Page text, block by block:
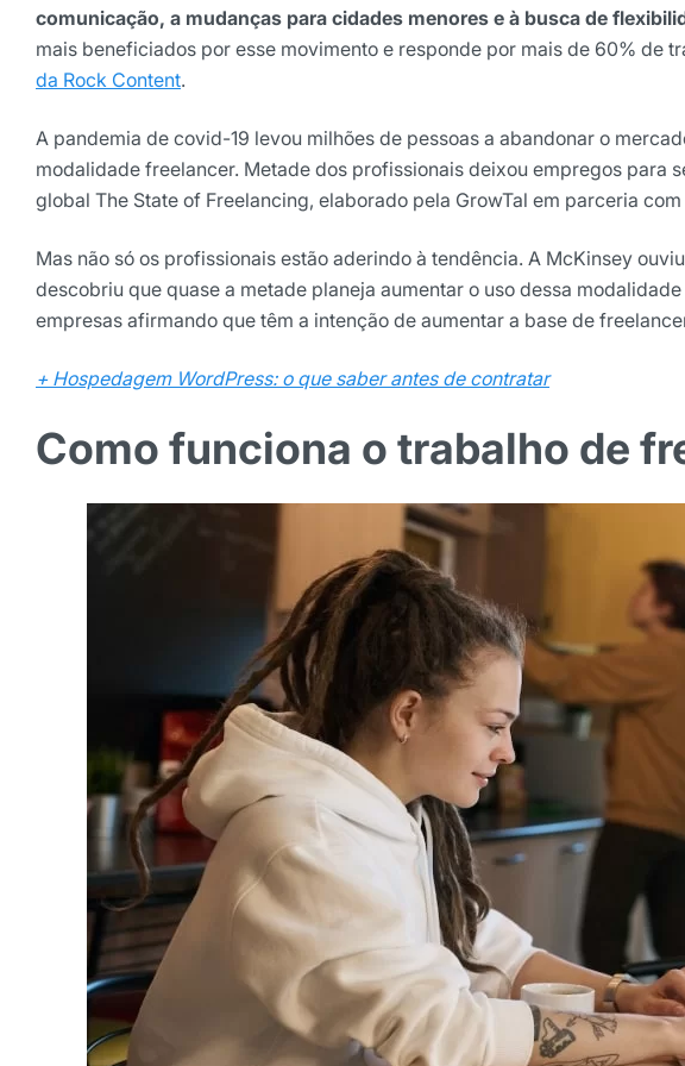
comunicação, a mudanças para cidades menores e à busca de
mais beneficiados por esse movimento e responde por mais de 60% de
da Rock Content.
A pandemia de covid-19 levou milhões de pessoas a abandonar o
modalidade freelancer. Metade dos profissionais deixou empregos para
global The State of Freelancing, elaborado pela GrowTal em parceria com
Mas não só os profissionais estão aderindo à tendência. A McKinsey
descobriu que quase a metade planeja aumentar o uso dessa
empresas afirmando que têm a intenção de aumentar a base de
+ Hospedagem WordPress: o que saber antes de contratar
Como funciona o trabalho de
Receba os melhores insights da Locaweb
Tendências e materiais exclusivos do mercado
Nome
Selecione sua área de atuação
*Ao assinar nossa newsletter, você concorda em receber
nossas comunicações e está de acordo com as nossas
de Privacidade
Assinar newsletter